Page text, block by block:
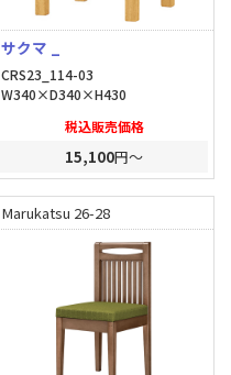
サクマ _
CRS23_114-03
W340×D340×H430
税込販売価格
15,100円～
Marukatsu 26-28